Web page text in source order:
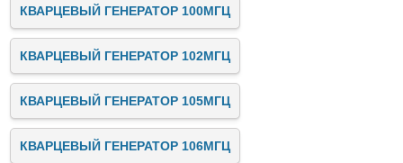
КВАРЦЕВЫЙ ГЕНЕРАТОР 100МГЦ
КВАРЦЕВЫЙ ГЕНЕРАТОР 102МГЦ
КВАРЦЕВЫЙ ГЕНЕРАТОР 105МГЦ
КВАРЦЕВЫЙ ГЕНЕРАТОР 106МГЦ